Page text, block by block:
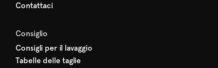
Contattaci
Consiglio
Consigli per il lavaggio
Tabelle delle taglie